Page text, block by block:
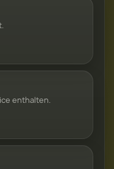
enthalten.